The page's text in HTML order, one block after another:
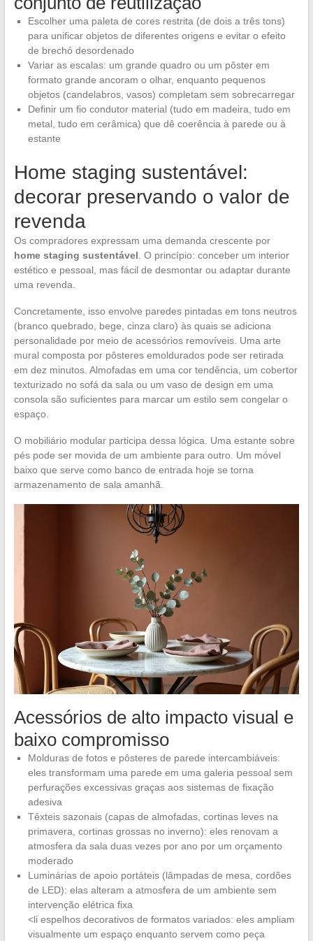
Escolher uma paleta de cores restrita (de dois a três tons)
para unificar objetos de diferentes origens e evitar o efeito
de brechó desordenado
Variar as escalas: um grande quadro ou um pôster em
formato grande ancoram o olhar, enquanto pequenos
objetos (candelabros, vasos) completam sem sobrecarregar
Definir um fio condutor material (tudo em madeira, tudo em
metal, tudo em cerâmica) que dê coerência à parede ou à
estante
Home staging sustentável:
decorar preservando o valor de
revenda
Os compradores expressam uma demanda crescente por
home staging sustentável . O princípio: conceber um interior
estético e pessoal, mas fácil de desmontar ou adaptar durante
uma revenda.
Concretamente, isso envolve paredes pintadas em tons neutros
(branco quebrado, bege, cinza claro) às quais se adiciona
personalidade por meio de acessórios removíveis. Uma arte
mural composta por pôsteres emoldurados pode ser retirada
em dez minutos. Almofadas em uma cor tendência, um cobertor
texturizado no sofá da sala ou um vaso de design em uma
consola são suficientes para marcar um estilo sem congelar o
espaço.
O mobiliário modular participa dessa lógica. Uma estante sobre
pés pode ser movida de um ambiente para outro. Um móvel
baixo que serve como banco de entrada hoje se torna
armazenamento de sala amanhã.
Acessórios de alto impacto visual e
baixo compromisso
Molduras de fotos e pôsteres de parede intercambiáveis:
eles transformam uma parede em uma galeria pessoal sem
perfurações excessivas graças aos sistemas de fixação
adesiva
Têxteis sazonais (capas de almofadas, cortinas leves na
primavera, cortinas grossas no inverno): eles renovam a
atmosfera da sala duas vezes por ano por um orçamento
moderado
Luminárias de apoio portáteis (lâmpadas de mesa, cordões
de LED): elas alteram a atmosfera de um ambiente sem
intervenção elétrica fixa
<li espelhos decorativos de formatos variados: eles ampliam
visualmente um espaço enquanto servem como peça